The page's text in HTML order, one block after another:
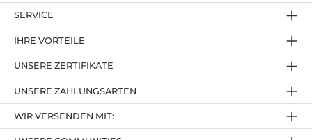
IHRE VORTEILE
UNSERE ZAHLUNGSARTEN
UNSERE ZERTIFIKATE
SERVICE
WIR VERSENDEN MIT: